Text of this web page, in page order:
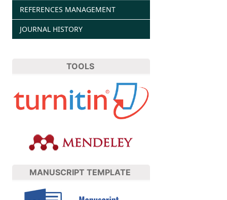
REFERENCES MANAGEMENT
JOURNAL HISTORY
TOOLS
MANUSCRIPT TEMPLATE